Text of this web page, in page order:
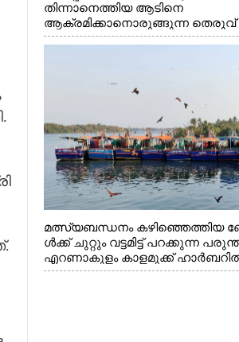
തിന്നാനെത്തിയ ആടിനെ
ആക്രമിക്കാനൊരുങ്ങുന്ന തെരുവ്
എറണാകുളം വാത്തുരുത്തിയിൽ
മത്സ്യബന്ധനം കഴിഞ്ഞെത്തിയ
ൾക്ക് ചുറ്റും വട്ടമിട്ട് പറക്കുന്ന
എറണാകുളം കാളമുക്ക്
ള്ള കാഴ്ച